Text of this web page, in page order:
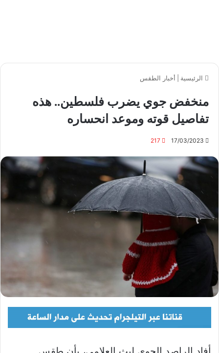
الرئيسية أخبار الطقس
منخفض جوي يضرب فلسطين.. هذه
تفاصيل قوته وموعد انحساره
17/03/2023
217